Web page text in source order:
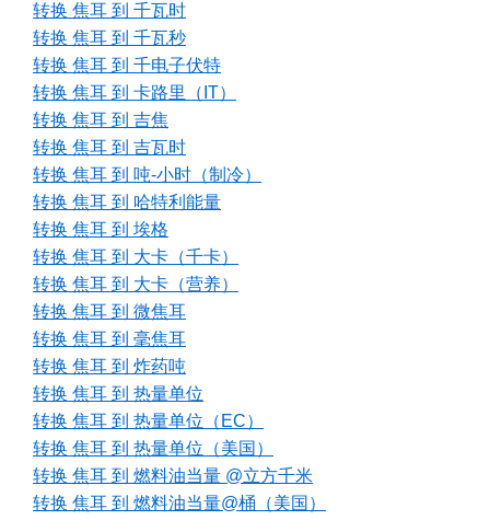
转换 焦耳 到 千瓦时
转换 焦耳 到 千瓦秒
转换 焦耳 到 千电子伏特
转换 焦耳 到 卡路里（IT）
转换 焦耳 到 吉焦
转换 焦耳 到 吉瓦时
转换 焦耳 到 吨-小时（制冷）
转换 焦耳 到 哈特利能量
转换 焦耳 到 埃格
转换 焦耳 到 大卡（千卡）
转换 焦耳 到 大卡（营养）
转换 焦耳 到 微焦耳
转换 焦耳 到 毫焦耳
转换 焦耳 到 炸药吨
转换 焦耳 到 热量单位
转换 焦耳 到 热量单位（EC）
转换 焦耳 到 热量单位（美国）
转换 焦耳 到 燃料油当量 @立方千米
转换 焦耳 到 燃料油当量@桶（美国）